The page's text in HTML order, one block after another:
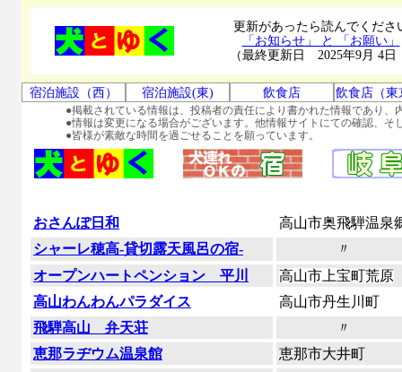
更新があったら読んでくださ
「お知らせ」 と 「お願い」
（最終更新日 2025年9月 4日
宿泊施設（西） 宿泊施設(東) 飲食店 飲食店（東
●掲載されている情報は、投稿者の責任により書かれた情報であり
●情報は変更になる場合がございます。他情報サイトにての確認、
●皆様が素敵な時間を過ごせることを願っています。
おさんぽ日和
高山市奥飛騨温泉
シャーレ穂高-貸切露天風呂の宿-
〃
オープンハートペンション 平川
高山市上宝町荒原
高山わんわんパラダイス
高山市丹生川町
飛騨高山 弁天荘
〃
恵那ラヂウム温泉館
恵那市大井町